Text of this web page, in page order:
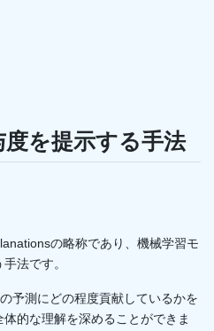
を提示する手法
の略称であり、機械学習モ
法です。
予測にどの程度貢献しているかを
的な理解を深めることができま